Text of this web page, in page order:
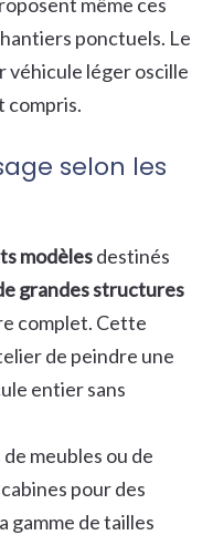
ponctuels. Le
véhicule léger oscille
compris.
selon les
modèlesdestinés
grandes structures
complet. Cette
de peindre une
entier sans
meubles ou de
pour des
gamme de tailles